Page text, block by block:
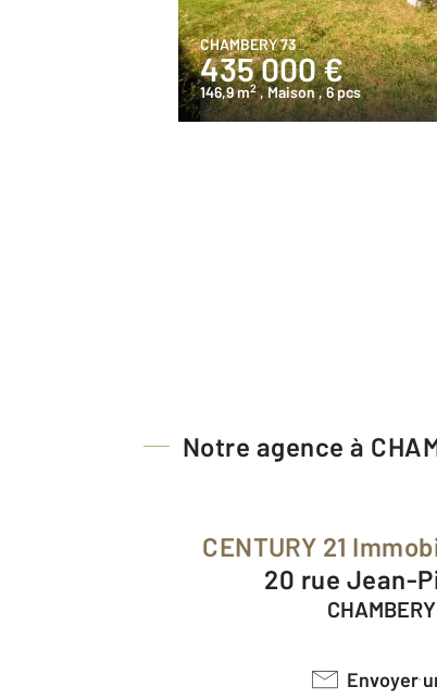
CHAMBERY 73
435 000 €
146,9 m2 , Maison, 6 pcs
Notre agence à
CENTURY 21
20 rue Jean-
Envoyer